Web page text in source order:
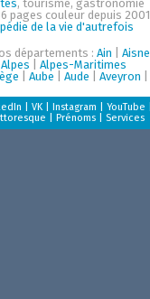
, tourisme, gastronomie
pages couleur depuis
de la vie d'autrefois
départements : Ain
Aisne
Alpes-Maritimes
Aube Aude Aveyron
VK Instagram YouTube
Prénoms Services